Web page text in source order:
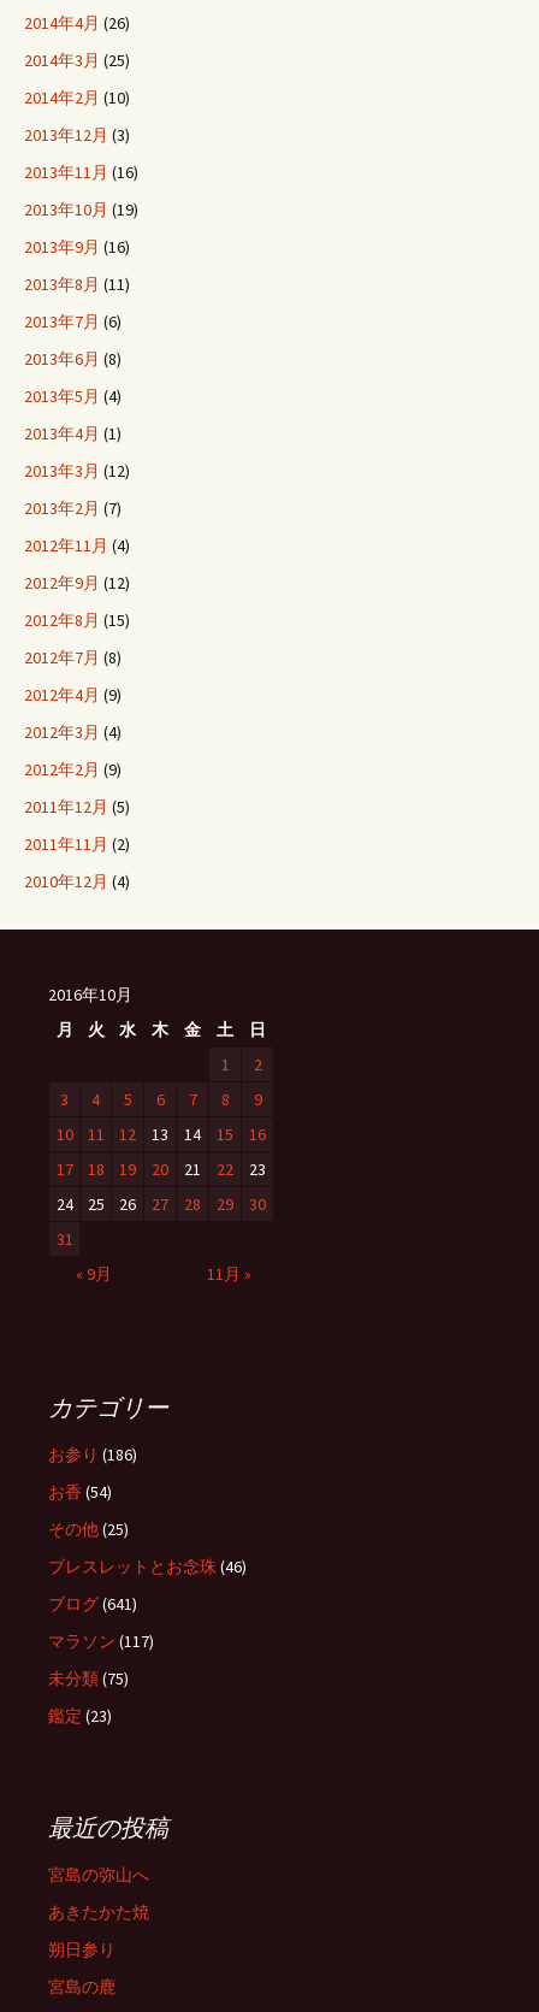
2014年4月 (26)
2014年3月 (25)
2014年2月 (10)
2013年12月 (3)
2013年11月 (16)
2013年10月 (19)
2013年9月 (16)
2013年8月 (11)
2013年7月 (6)
2013年6月 (8)
2013年5月 (4)
2013年4月 (1)
2013年3月 (12)
2013年2月 (7)
2012年11月 (4)
2012年9月 (12)
2012年8月 (15)
2012年7月 (8)
2012年4月 (9)
2012年3月 (4)
2012年2月 (9)
2011年12月 (5)
2011年11月 (2)
2010年12月 (4)
2016年10月
月
火 水 木 金 土
日
1
2
3
4 5 6 7 8
9
10
11 12 13 14 15
16
17
18 19 20 21 22
23
24
25 26 27 28 29
30
31
« 9月
11月 »
カテゴリー
お参り (186)
お香 (54)
その他(25)
ブレスレットとお念珠(46)
ブログ(641)
マラソン (117)
未分類(75)
鑑定 (23)
最近の投稿
宮島の弥山へ
あきたかた焼
朔日参り
宮島の鹿